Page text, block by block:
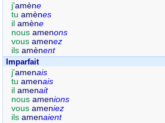
j'amène
tu amènes
il amène
nous amenons
vous amenez
ils amènent
Imparfait
j'amenais
tu amenais
il amenait
nous amenions
vous ameniez
ils amenaient